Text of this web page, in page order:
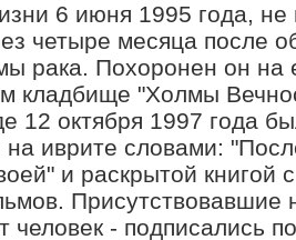
6 июня 1995 года, не
четыре месяца после
рака. Похоронен он на
кладбище "Холмы
12 октября 1997 года
иврите словами:
и раскрытой книгой
Присутствовавшие
человек - подписались